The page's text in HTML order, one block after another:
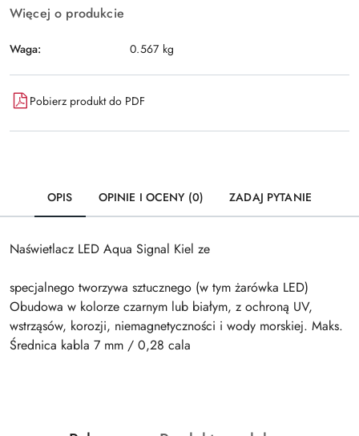
Więcej o produkcie
Waga: 0.567 kg
Pobierz produkt do PDF
OPIS OPINIE I OCENY (0) ZADAJ PYTANIE
Naświetlacz LED Aqua Signal Kiel ze
specjalnego tworzywa sztucznego (w tym żarówka LED)
Obudowa w kolorze czarnym lub białym, z ochroną UV,
wstrząsów, korozji, niemagnetyczności i wody morskiej. Maks.
Średnica kabla 7 mm / 0,28 cala